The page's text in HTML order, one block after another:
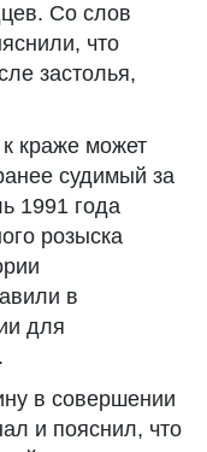
Со слов
что
застолья,
краже может
судимый за
1991 года
розыска
в
для
в совершении
и пояснил, что